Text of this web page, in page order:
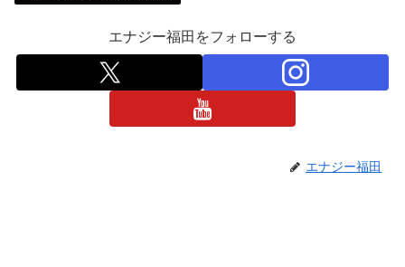
エナジー福田をフォローする
エナジー福田